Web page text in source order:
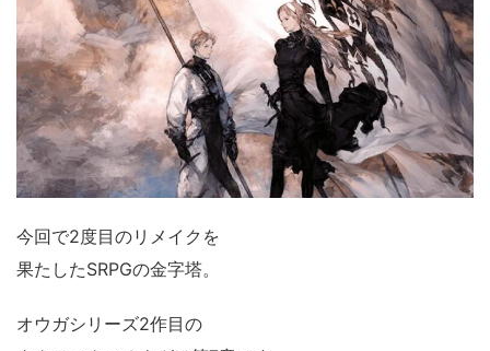
今回で2度目のリメイクを
果たしたSRPGの金字塔。
オウガシリーズ2作目の